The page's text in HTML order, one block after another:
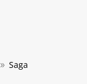
9 Saga